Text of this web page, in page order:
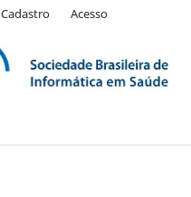
Cadastro Acesso